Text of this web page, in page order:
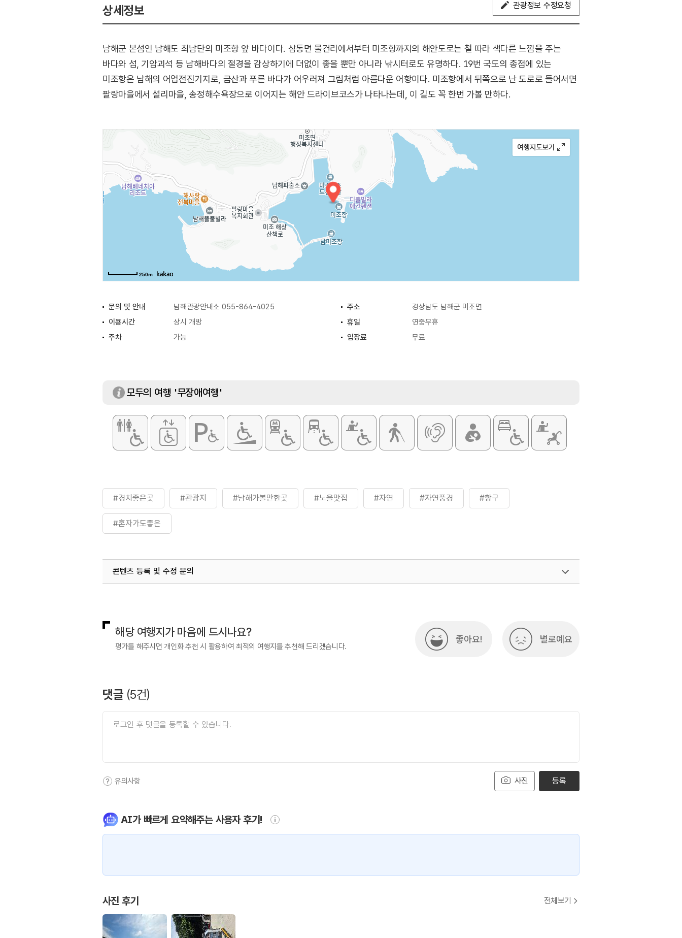
상세정보 관광정보 수정요청
남해군 본섬인 남해도 최남단의 미조항 앞 바다이다. 삼동면 물건리에서부터 미조항까지의 해안도로는 철 따라 색다른 느낌을 주는
바다와 섬, 기암괴석 등 남해바다의 절경을 감상하기에 더없이 좋을 뿐만 아니라 낚시터로도 유명하다. 19번 국도의 종점에 있는
미조항은 남해의 어업전진기지로, 금산과 푸른 바다가 어우러져 그림처럼 아름다운 어항이다. 미조항에서 뒤쪽으로 난 도로로 들어서면
팔랑마을에서 설리마을, 송정해수욕장으로 이어지는 해안 드라이브코스가 나타나는데, 이 길도 꼭 한번 가볼 만하다.
250m
문의 및 안내 남해관광안내소 055-864-4025 주소
경상남도 남해군 미조면
이용시간
상시 개방 휴일
연중무휴
주차
가능 입장료 무료
모두의 여행 '무장애여행'
#경치좋은곳 #관광지 #남해가볼만한곳 #노을맛집 #자연 #자연풍경 #항구
#혼자가도좋은
콘텐츠 등록 및 수정 문의
해당 여행지가 마음에 드시나요?
평가를 해주시면 개인화 추천 시 활용하여 최적의 여행지를 추천해 드리겠습니다.
좋아요! 별로예요
댓글 (5건)
사진
유의사항 등록
AI가 빠르게 요약해주는 사용자 후기!
사진 후기 전체보기